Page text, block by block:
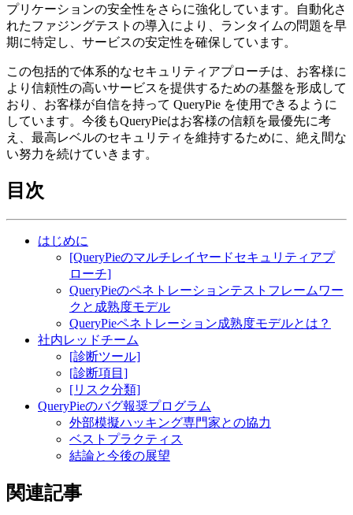
プリケーションの安全性をさらに強化しています。自動化さ
れたファジングテストの導入により、ランタイムの問題を早
期に特定し、サービスの安定性を確保しています。
この包括的で体系的なセキュリティアプローチは、お客様に
より信頼性の高いサービスを提供するための基盤を形成して
おり、お客様が自信を持って QueryPie を使用できるように
しています。今後もQueryPieはお客様の信頼を最優先に考
え、最高レベルのセキュリティを維持するために、絶え間な
い努力を続けていきます。
目次
はじめに
[QueryPieのマルチレイヤードセキュリティアプ
ローチ]
QueryPieのペネトレーションテストフレームワー
クと成熟度モデル
QueryPieペネトレーション成熟度モデルとは？
社内レッドチーム
[診断ツール]
[診断項目]
[リスク分類]
QueryPieのバグ報奨プログラム
外部模擬ハッキング専門家との協力
ベストプラクティス
結論と今後の展望
関連記事